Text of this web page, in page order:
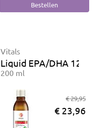
Vitals
Liquid EPA/DHA 1200
200 ml
€ 29,95
€ 23,96